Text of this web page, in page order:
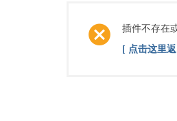
插件不存在
[ 点击这里